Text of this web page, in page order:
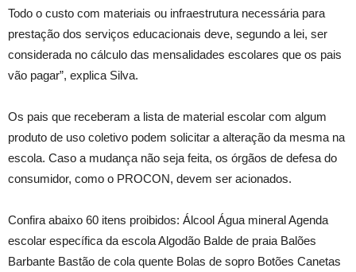
Todo o custo com materiais ou infraestrutura necessária para
prestação dos serviços educacionais deve, segundo a lei, ser
considerada no cálculo das mensalidades escolares que os pais
vão pagar”, explica Silva.
Os pais que receberam a lista de material escolar com algum
produto de uso coletivo podem solicitar a alteração da mesma na
escola. Caso a mudança não seja feita, os órgãos de defesa do
consumidor, como o PROCON, devem ser acionados.
Confira abaixo 60 itens proibidos: Álcool Água mineral Agenda
escolar específica da escola Algodão Balde de praia Balões
Barbante Bastão de cola quente Bolas de sopro Botões Canetas